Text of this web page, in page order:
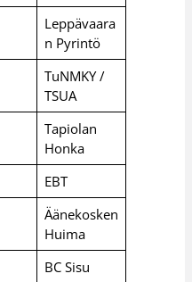
Leppävaara
n Pyrintö
TuNMKY /
TSUA
Tapiolan
Honka
EBT
Äänekosken
Huima
BC Sisu